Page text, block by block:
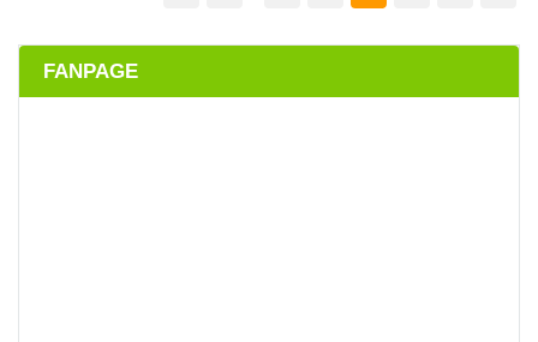
FANPAGE